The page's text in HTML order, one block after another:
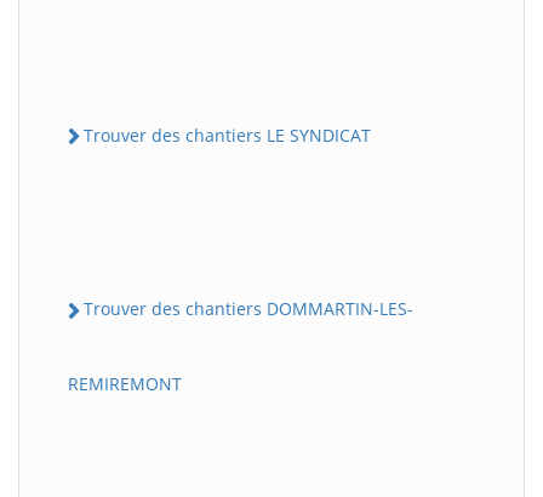
Trouver des chantiers LE SYNDICAT
Trouver des chantiers DOMMARTIN-LES-
REMIREMONT